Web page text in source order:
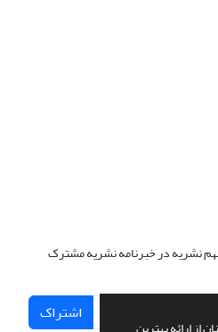
نشریه در خبرنامه نشریه مشترک
اشتراک